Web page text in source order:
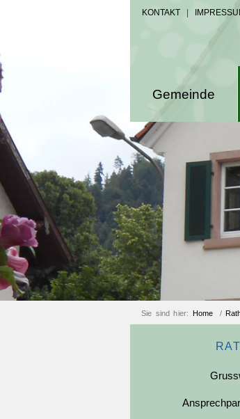
KONTAKT
Gemeinde
Sie sind hier: Home /